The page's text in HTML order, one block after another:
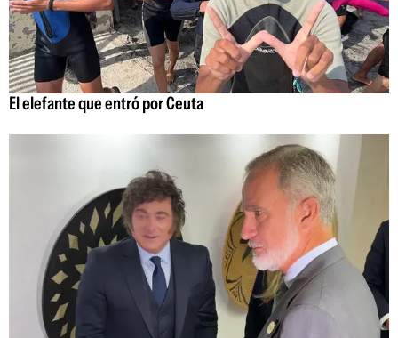
El elefante que entró por Ceuta